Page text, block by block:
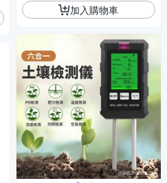
加入購物車